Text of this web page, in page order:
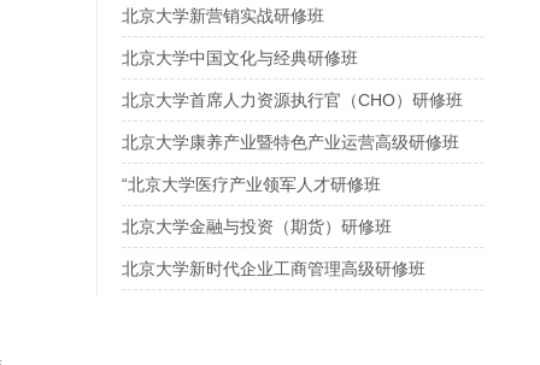
北京大学新营销实战研修班
北京大学中国文化与经典研修班
北京大学首席人力资源执行官（CHO）研修班
北京大学康养产业暨特色产业运营高级研修班
“北京大学医疗产业领军人才研修班
北京大学金融与投资（期货）研修班
北京大学新时代企业工商管理高级研修班